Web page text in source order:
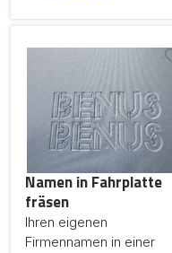
Namen in Fahrplatte
fräsen
Ihren eigenen
Firmennamen in einer